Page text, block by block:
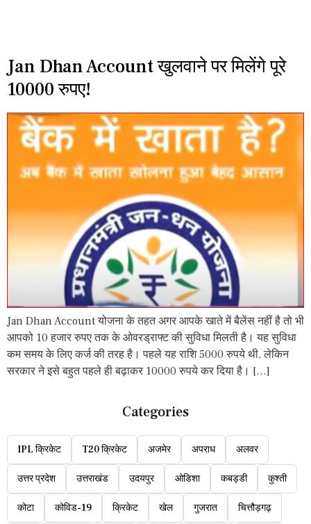
Jan Dhan Account खुलवाने पर मिलेंगे पूरे
10000 रुपए!
Jan Dhan Account योजना के तहत अगर आपके खाते में बैलेंस नहीं है तो भी
आपको 10 हजार रुपए तक के ओवरड्राफ्ट की सुविधा मिलती है। यह सुविधा
कम समय के लिए कर्ज की तरह है। पहले यह राशि 5000 रुपये थी, लेकिन
सरकार ने इसे बहुत पहले ही बढ़ाकर 10000 रुपये कर दिया है। […]
Categories
IPL क्रिकेट T20 क्रिकेट अजमेर अपराध अलवर
उत्तर प्रदेश उत्तराखंड उदयपुर ओडिशा कबड्डी कुश्ती
कोटा कोविड-19 क्रिकेट खेल गुजरात चित्तौड़गढ़